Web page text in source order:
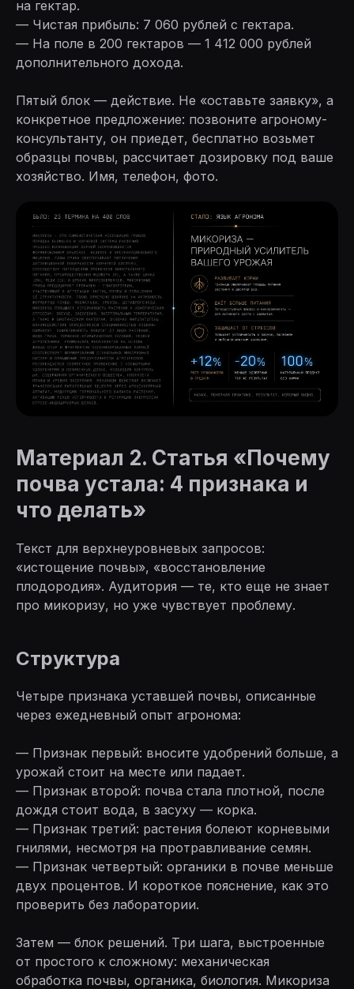
на гектар.
— Чистая прибыль: 7 060 рублей с гектара.
— На поле в 200 гектаров — 1 412 000 рублей
дополнительного дохода.
Пятый блок — действие. Не «оставьте заявку», а
конкретное предложение: позвоните агроному-
консультанту, он приедет, бесплатно возьмет
образцы почвы, рассчитает дозировку под ваше
хозяйство. Имя, телефон, фото.
Материал 2. Статья «Почему
почва устала: 4 признака и
что делать»
Текст для верхнеуровневых запросов:
«истощение почвы», «восстановление
плодородия». Аудитория — те, кто еще не знает
про микоризу, но уже чувствует проблему.
Структура
Четыре признака уставшей почвы, описанные
через ежедневный опыт агронома:
— Признак первый: вносите удобрений больше, а
урожай стоит на месте или падает.
— Признак второй: почва стала плотной, после
дождя стоит вода, в засуху — корка.
— Признак третий: растения болеют корневыми
гнилями, несмотря на протравливание семян.
— Признак четвертый: органики в почве меньше
двух процентов. И короткое пояснение, как это
проверить без лаборатории.
Затем — блок решений. Три шага, выстроенные
от простого к сложному: механическая
обработка почвы, органика, биология. Микориза